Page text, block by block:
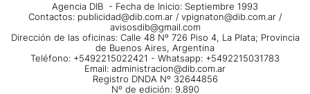
Agencia DIB - Fecha de Inicio: Septiembre 1993
Contactos: publicidad@dib.com.ar / vpignaton@dib.com.ar /
avisosdib@gmail.com
Dirección de las oficinas: Calle 48 Nº 726 Piso 4, La Plata; Provincia
de Buenos Aires, Argentina
Teléfono: +5492215022421 - Whatsapp: +5492215031783
Email: administracion@dib.com.ar
Registro DNDA Nº 32644856
Nº de edición: 9.890